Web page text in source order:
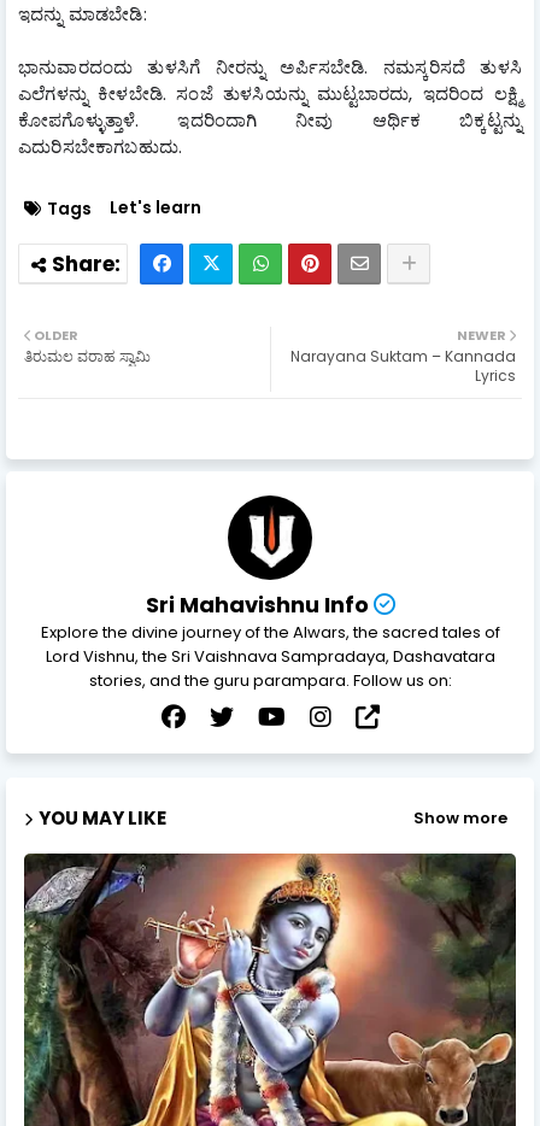
​ಇದನ್ನು ಮಾಡಬೇಡಿ:
ಭಾನುವಾರದಂದು ತುಳಸಿಗೆ ನೀರನ್ನು ಅರ್ಪಿಸಬೇಡಿ. ನಮಸ್ಕರಿಸದೆ ತುಳಸಿ
ಎಲೆಗಳನ್ನು ಕೀಳಬೇಡಿ. ಸಂಜೆ ತುಳಸಿಯನ್ನು ಮುಟ್ಟಬಾರದು, ಇದರಿಂದ ಲಕ್ಷ್ಮಿ
ಕೋಪಗೊಳ್ಳುತ್ತಾಳೆ. ಇದರಿಂದಾಗಿ ನೀವು ಆರ್ಥಿಕ ಬಿಕ್ಕಟ್ಟನ್ನು
ಎದುರಿಸಬೇಕಾಗಬಹುದು.
Tags Let's learn
NEWER
Narayana Suktam – Kannada
Lyrics
OLDER
ತಿರುಮಲ ವರಾಹ ಸ್ವಾಮಿ
Sri Mahavishnu Info
Explore the divine journey of the Alwars, the sacred tales of
Lord Vishnu, the Sri Vaishnava Sampradaya, Dashavatara
stories, and the guru parampara. Follow us on:
YOU MAY LIKE Show more